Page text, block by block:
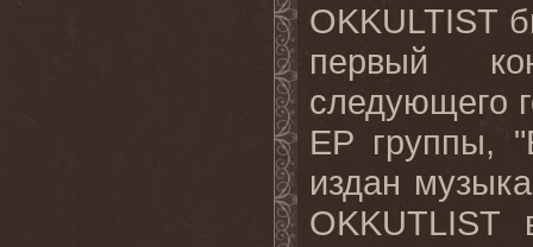
OKKULTIST
первый
следующего
EP группы, "
издан
OKKUTLIST